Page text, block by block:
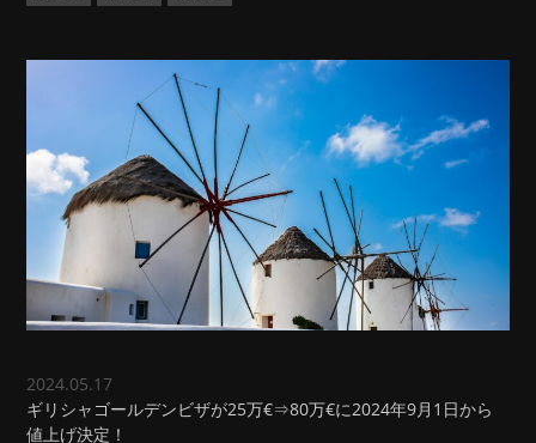
2024.05.17
ギリシャゴールデンビザが25万€⇒80万€に2024年9月1日から
値上げ決定！